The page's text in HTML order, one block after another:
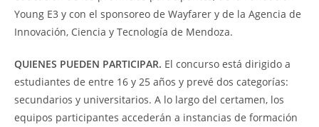
Young E3 y con el sponsoreo de Wayfarer y de la Agencia de
Innovación, Ciencia y Tecnología de Mendoza.
QUIENES PUEDEN PARTICIPAR. El concurso está dirigido a
estudiantes de entre 16 y 25 años y prevé dos categorías:
secundarios y universitarios. A lo largo del certamen, los
equipos participantes accederán a instancias de formación